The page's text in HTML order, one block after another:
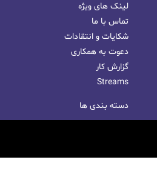
لینک های ویژه
تماس با ما
شکایات و انتقادات
دعوت به همکاری
گزارش کار
Streams
دسته بندی ها